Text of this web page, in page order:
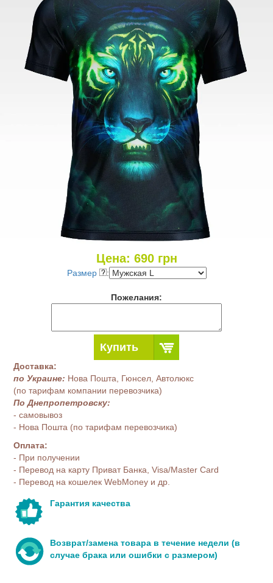
Цена: 690грн
Размер :
Пожелания:
Купить
Доставка:
по Украине: Нова Пошта, Гюнсел, Автолюкс
(по тарифам компании перевозчика)
По Днепропетровску:
- самовывоз
- Нова Пошта (по тарифам перевозчика)
Оплата:
- При получении
- Перевод на карту Приват Банка, Visa/Master Card
- Перевод на кошелек WebMoney и др.
Гарантия качества
Возврат/замена товара в течение недели (в
случае брака или ошибки с размером)